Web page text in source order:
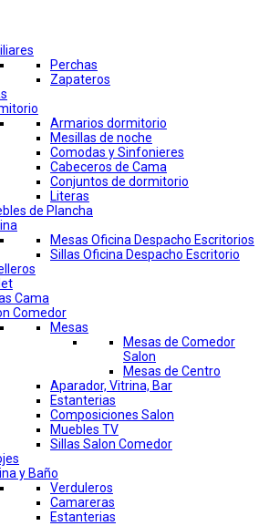
Perchas
Zapateros
Armarios dormitorio
Mesillas de noche
Comodas y Sinfonieres
Cabeceros de Cama
Conjuntos de dormitorio
Literas
de Plancha
Mesas Oficina Despacho Escritorios
Sillas Oficina Despacho Escritorio
Cama
Comedor
Mesas
Mesas de Comedor
Salon
Mesas de Centro
Aparador, Vitrina, Bar
Estanterias
Composiciones Salon
Muebles TV
Sillas Salon Comedor
y Baño
Verduleros
Camareras
Estanterias